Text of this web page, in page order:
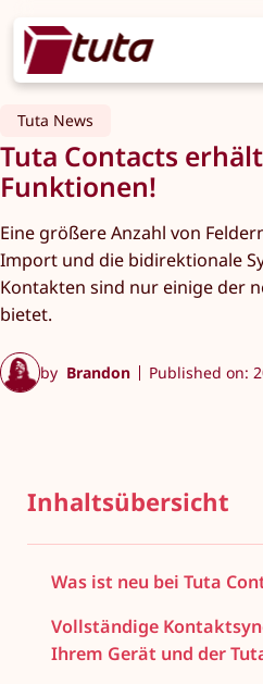
Tuta News
Tuta Contacts
Funktionen!
Eine größere Anzahl von
Import und die bidirektionale
Kontakten sind nur einige der
bietet.
by Brandon Published on:
Inhaltsübersicht
Was ist neu bei Tuta
Vollständige
Ihrem Gerät und der